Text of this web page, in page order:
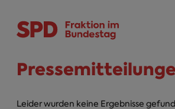
Leider wurden keine Ergebnisse